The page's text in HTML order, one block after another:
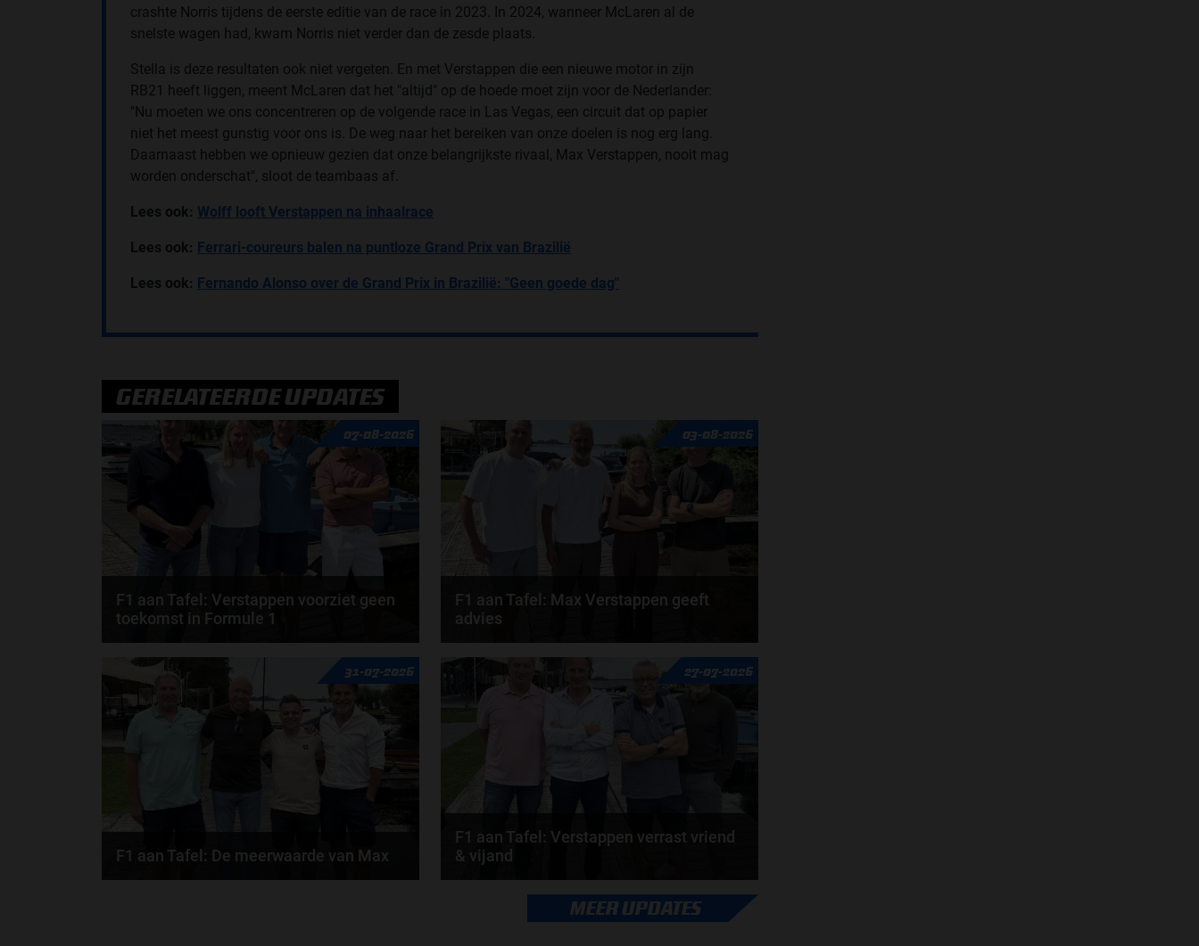
crashte Norris tijdens de eerste editie van de race in 2023. In 2024, wanneer McLaren al de
snelste wagen had, kwam Norris niet verder dan de zesde plaats.
Stella is deze resultaten ook niet vergeten. En met Verstappen die een nieuwe motor in zijn
RB21 heeft liggen, meent McLaren dat het "altijd" op de hoede moet zijn voor de Nederlander:
"Nu moeten we ons concentreren op de volgende race in Las Vegas, een circuit dat op papier
niet het meest gunstig voor ons is. De weg naar het bereiken van onze doelen is nog erg lang.
Daarnaast hebben we opnieuw gezien dat onze belangrijkste rivaal, Max Verstappen, nooit mag
worden onderschat", sloot de teambaas af.
Lees ook: Wolff looft Verstappen na inhaalrace
Lees ook: Ferrari-coureurs balen na puntloze Grand Prix van Brazilië
Lees ook: Fernando Alonso over de Grand Prix in Brazilië: "Geen goede dag"
GERELATEERDE UPDATES
07-08-2026
F1 aan Tafel: Verstappen voorziet geen
toekomst in Formule 1
Max Verstappen wil géén Formule 1-team, de FIA en
de motorfabrikanten zaten niet op één lijn en...
door de redactie van Grand Prix Radio
03-08-2026
F1 aan Tafel: Max Verstappen geeft
advies
Max Verstappen adviseert Red Bull. Gaat George
Russell weg bij Mercedes? En moet de budgetcap...
31-07-2026
F1 aan Tafel: De meerwaarde van Max
27-07-2026
F1 aan Tafel: Verstappen verrast vriend
& vijand
Max Verstappen verrast zichzelf. De opmerkelijke
straffen en blauwe vlaggen. En Maleisië is terug...
MEER UPDATES